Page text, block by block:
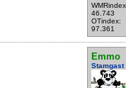
46.743
OTindex:
97.361
Emmo
Stamgast